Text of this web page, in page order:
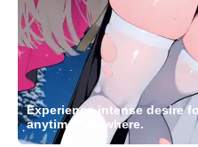
Experience intense desire
anytime, anywhere.
Magazine SMART
The Television
CD&DL
Taishu Girls! Magazine
Sunday Magazine Mery